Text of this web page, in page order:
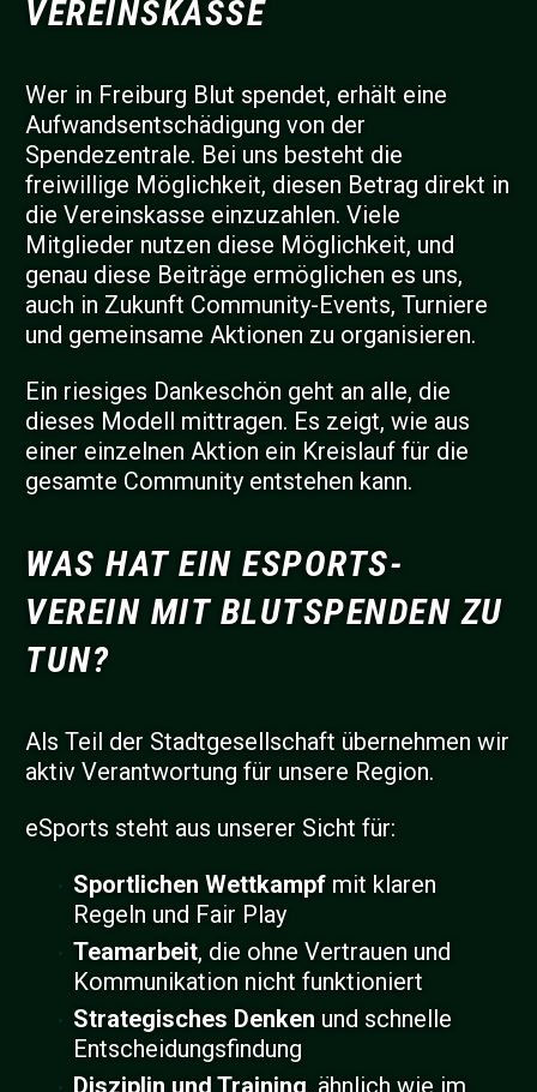
VEREINSKASSE
Wer in Freiburg Blut spendet, erhält eine
Aufwandsentschädigung von der
Spendezentrale. Bei uns besteht die
freiwillige Möglichkeit, diesen Betrag direkt in
die Vereinskasse einzuzahlen. Viele
Mitglieder nutzen diese Möglichkeit, und
genau diese Beiträge ermöglichen es uns,
auch in Zukunft Community-Events, Turniere
und gemeinsame Aktionen zu organisieren.
Ein riesiges Dankeschön geht an alle, die
dieses Modell mittragen. Es zeigt, wie aus
einer einzelnen Aktion ein Kreislauf für die
gesamte Community entstehen kann.
WAS HAT EIN ESPORTS-
VEREIN MIT BLUTSPENDEN ZU
TUN?
Als Teil der Stadtgesellschaft übernehmen wir
aktiv Verantwortung für unsere Region.
eSports steht aus unserer Sicht für:
Sportlichen Wettkampf mit klaren
Regeln und Fair Play
Teamarbeit, die ohne Vertrauen und
Kommunikation nicht funktioniert
Strategisches Denken und schnelle
Entscheidungsfindung
Disziplin und Training, ähnlich wie im